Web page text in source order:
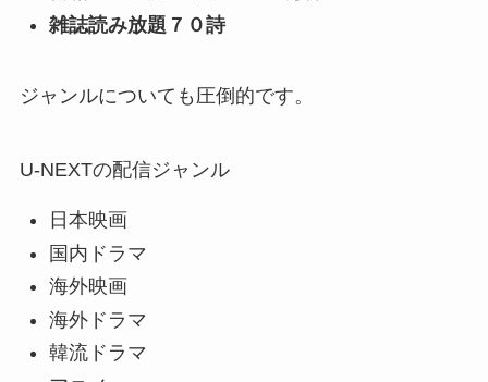
雑誌読み放題７０詩
ジャンルについても圧倒的です。
U-NEXTの配信ジャンル
日本映画
国内ドラマ
海外映画
海外ドラマ
韓流ドラマ